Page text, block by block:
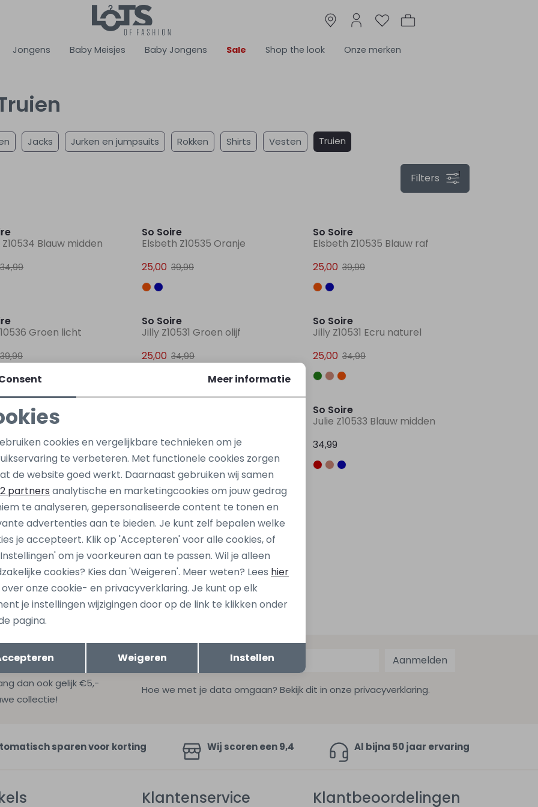
Jongens Baby Meisjes Baby Jongens Sale Shop the look Onze merken
Jacks Jurken en jumpsuits Rokken Shirts Truien
Vesten
1
Filters
Blauw midden
34,99
So Soire
Elsbeth Z10535 Oranje
25,00 39,99
So Soire
Elsbeth Z10535 Blauw raf
25,00 39,99
Groen licht
39,99
So Soire
Jilly Z10531 Groen olijf
25,00 34,99
So Soire
Jilly Z10531 Ecru naturel
25,00 34,99
Rood midden
34,99
So Soire
Julie Z10533 Blauw midden
34,99
Rood midden
So Soire
Kim W10594 Blauw kobalt
39,99
dan ook gelijk €5,-
collectie!
Aanmelden
Hoe we met je data omgaan? Bekijk dit in onze privacyverklaring.
sparen voor korting Wij scoren een 9,4 Al bijna 50 jaar ervaring
Klantenservice Klantbeoordelingen
cookies
cookies Marketing cookies
Terug Opslaan
Meer informatie
cookies en vergelijkbare technieken om je
te verbeteren. Met functionele cookies zorgen
de website goed werkt. Daarnaast gebruiken wij samen
2 partners analytische en marketingcookies om jouw gedrag
te analyseren, gepersonaliseerde content te tonen en
advertenties aan te bieden. Je kunt zelf bepalen welke
je accepteert. Klik op 'Accepteren' voor alle cookies, of
om je voorkeuren aan te passen. Wil je alleen
cookies? Kies dan 'Weigeren'. Meer weten? Lees hier
onze cookie- en privacyverklaring. Je kunt op elk
je instellingen wijzigingen door op de link te klikken onder
pagina.
Weigeren Instellen